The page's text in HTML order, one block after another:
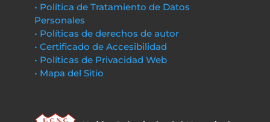
• Política de Tratamiento de Datos
Personales
• Políticas de derechos de autor
• Certificado de Accesibilidad
• Políticas de Privacidad Web
• Mapa del Sitio